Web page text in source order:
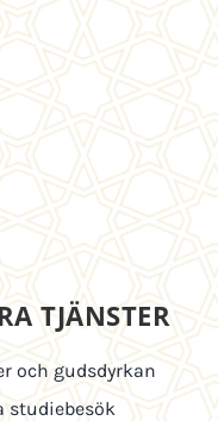
TJÄNSTER
och gudsdyrkan
studiebesök